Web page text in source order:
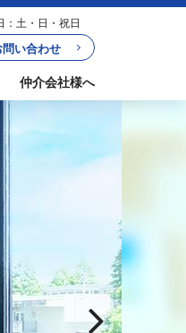
土・日・祝日
問い合わせ
仲介会社様へ